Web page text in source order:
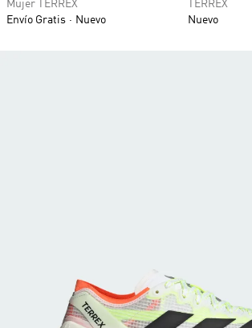
Mujer TERREX
Envío Gratis
Nuevo
TERREX
Nuevo